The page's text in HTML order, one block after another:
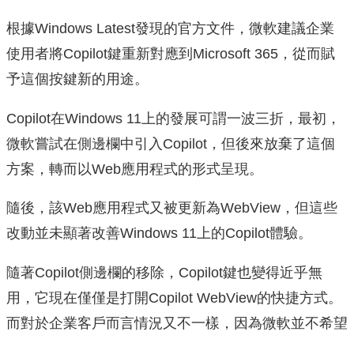
根據Windows Latest發現的官方文件，微軟建議企業
使用者將Copilot鍵重新對應到Microsoft 365，從而賦
予這個按鍵新的用途。
Copilot在Windows 11上的發展可謂一波三折，最初，
微軟嘗試在側邊欄中引入Copilot，但後來放棄了這個
方案，轉而以Web應用程式的形式呈現。
隨後，該Web應用程式又被更新為WebView，但這些
改動並未顯著改善Windows 11上的Copilot體驗。
隨著Copilot側邊欄的移除，Copilot鍵也變得近乎無
用，它現在僅僅是打開Copilot WebView的快捷方式。
而對於企業客戶而言情況又不一樣，因為微軟並不希望